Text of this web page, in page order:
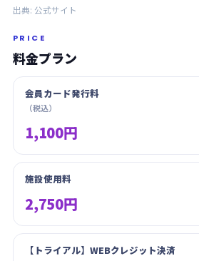
出典: 公式サイト
PRICE
料金プラン
会員カード発行料
（税込）
1,100円
施設使用料
2,750円
【トライアル】WEBクレジット決済